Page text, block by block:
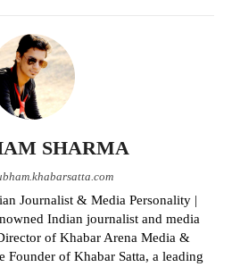
SHARMA
Journalist & Media Personality |
Indian journalist and media
of Khabar Arena Media &
Founder of Khabar Satta, a leading